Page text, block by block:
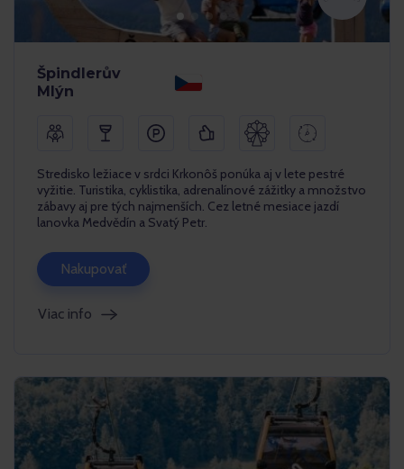
Špindlerův
Mlýn
Stredisko ležiace v srdci Krkonôš ponúka aj v lete pestré
vyžitie. Turistika, cyklistika, adrenalínové zážitky a množstvo
zábavy aj pre tých najmenších. Cez letné mesiace jazdí
lanovka Medvědín a Svatý Petr.
Nakupovať
Viac info